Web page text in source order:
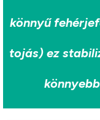
könnyű
tojás) ez